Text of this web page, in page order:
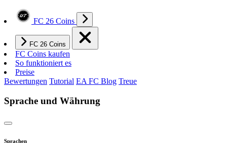
FC 26 Coins
FC 26 Coins
FC Coins kaufen
So funktioniert es
Preise
Bewertungen Tutorial EA FC Blog Treue
Sprache und Währung
Sprachen